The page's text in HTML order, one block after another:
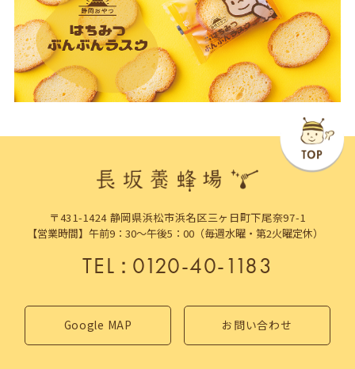
〒431-1424 静岡県浜松市浜名区三ヶ日町下尾奈97-1
【営業時間】午前9：30～午後5：00（毎週水曜・第2火曜定休）
TEL：0120-40-1183
Google MAP お問い合わせ